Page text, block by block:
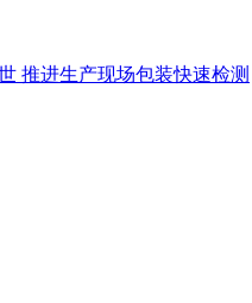
推进生产现场包装快速检测